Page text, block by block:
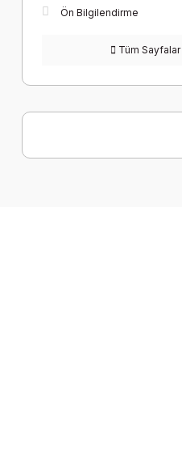
Ön Bilgilendirme
Tüm Sayfalar